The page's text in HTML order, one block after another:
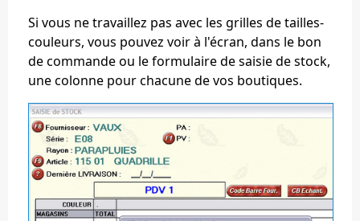
Si vous ne travaillez pas avec les grilles de tailles-
couleurs, vous pouvez voir à l'écran, dans le bon
de commande ou le formulaire de saisie de stock,
une colonne pour chacune de vos boutiques.